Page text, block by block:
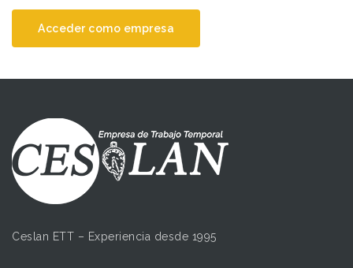
Acceder como empresa
Ceslan ETT – Experiencia desde 1995